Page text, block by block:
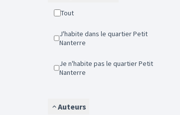
Tout
J'habite dans le quartier Petit
Nanterre
Je n'habite pas le quartier Petit
Nanterre
Auteurs